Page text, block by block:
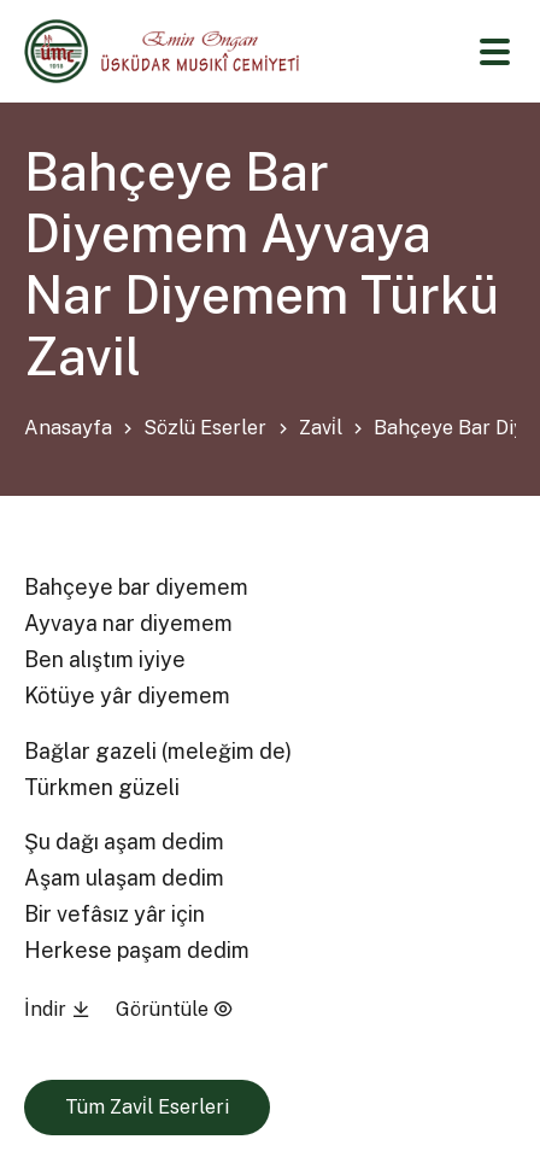
Bahçeye Bar
Diyemem Ayvaya
Nar Diyemem Türkü
Zavil
Anasayfa Sözlü Eserler Zavi̇l Bahçeye Bar
Bahçeye bar diyemem
Ayvaya nar diyemem
Ben alıştım iyiye
Kötüye yâr diyemem
Bağlar gazeli (meleğim de)
Türkmen güzeli
Şu dağı aşam dedim
Aşam ulaşam dedim
Bir vefâsız yâr için
Herkese paşam dedim
İndir Görüntüle
Tüm Zavi̇l Eserleri